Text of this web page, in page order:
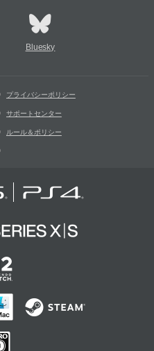
Bluesky
プライバシーポリシー
サポートセンター
ルール＆ポリシー